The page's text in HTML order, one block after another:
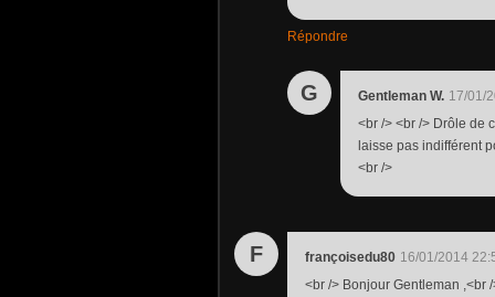
Répondre
G Gentleman W. 17/01/
<br /> <br /> Drôle de
laisse pas indifférent
<br />
F françoisedu80 16/01/2014
<br /> Bonjour Gentleman ,<br